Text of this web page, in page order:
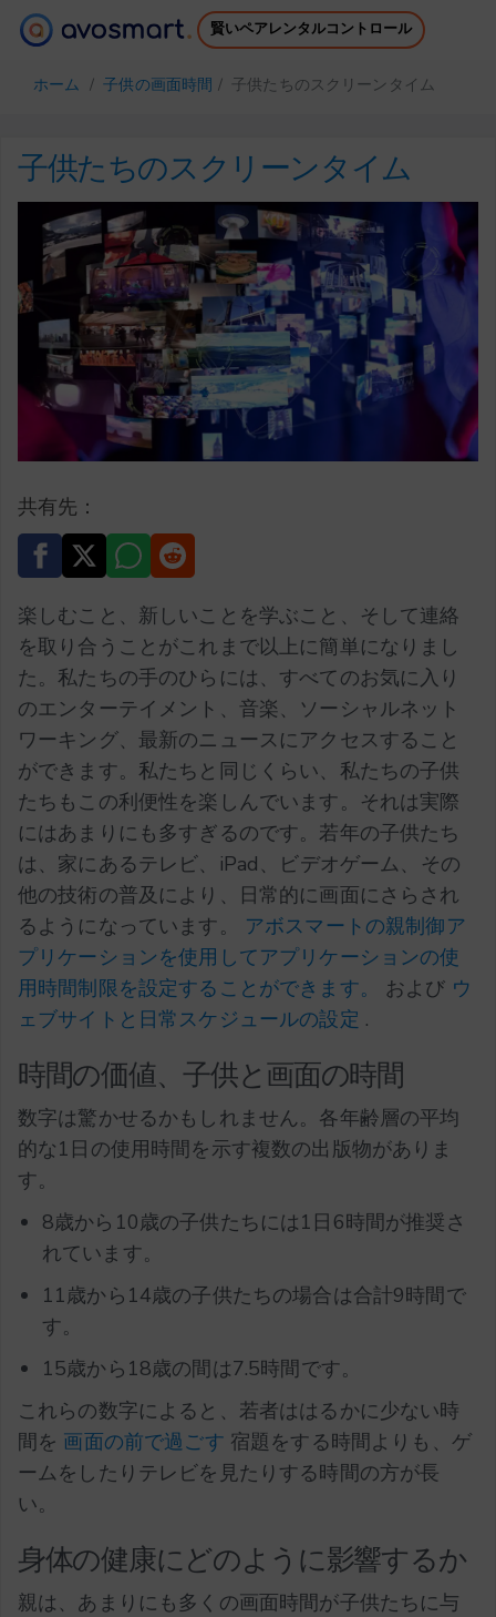
賢いペアレンタルコントロール
仕組み
価格
ログイン
サインアップ
ホーム /子供の画面時間 / 子供たちのスクリーンタイム
子供たちのスクリーンタイム
共有先：
楽しむこと、新しいことを学ぶこと、そして連絡
を取り合うことがこれまで以上に簡単になりまし
た。私たちの手のひらには、すべてのお気に入り
のエンターテイメント、音楽、ソーシャルネット
ワーキング、最新のニュースにアクセスすること
ができます。私たちと同じくらい、私たちの子供
たちもこの利便性を楽しんでいます。それは実際
にはあまりにも多すぎるのです。若年の子供たち
は、家にあるテレビ、iPad、ビデオゲーム、その
他の技術の普及により、日常的に画面にさらされ
るようになっています。 アボスマートの親制御ア
プリケーションを使用してアプリケーションの使
用時間制限を設定することができます。 および ウ
ェブサイトと日常スケジュールの設定 .
時間の価値、子供と画面の時間
数字は驚かせるかもしれません。各年齢層の平均
的な1日の使用時間を示す複数の出版物がありま
す。
8歳から10歳の子供たちには1日6時間が推奨さ
れています。
11歳から14歳の子供たちの場合は合計9時間で
す。
15歳から18歳の間は7.5時間です。
これらの数字によると、若者ははるかに少ない時
間を 画面の前で過ごす 宿題をする時間よりも、ゲ
ームをしたりテレビを見たりする時間の方が長
い。
身体の健康にどのように影響するか
親は、あまりにも多くの画面時間が子供たちに与